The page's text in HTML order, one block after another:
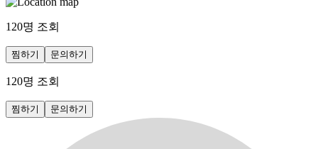
120명 조회
찜하기 문의하기
120명 조회
찜하기 문의하기